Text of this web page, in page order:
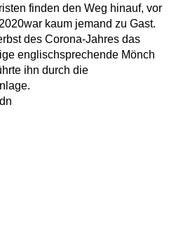
finden den Weg hinauf, vor
kaum jemand zu Gast.
des Corona-Jahres das
englischsprechende Mönch
ihn durch die